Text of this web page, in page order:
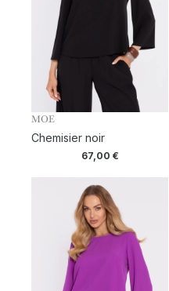
MOE
Chemisier noir
67,00 €